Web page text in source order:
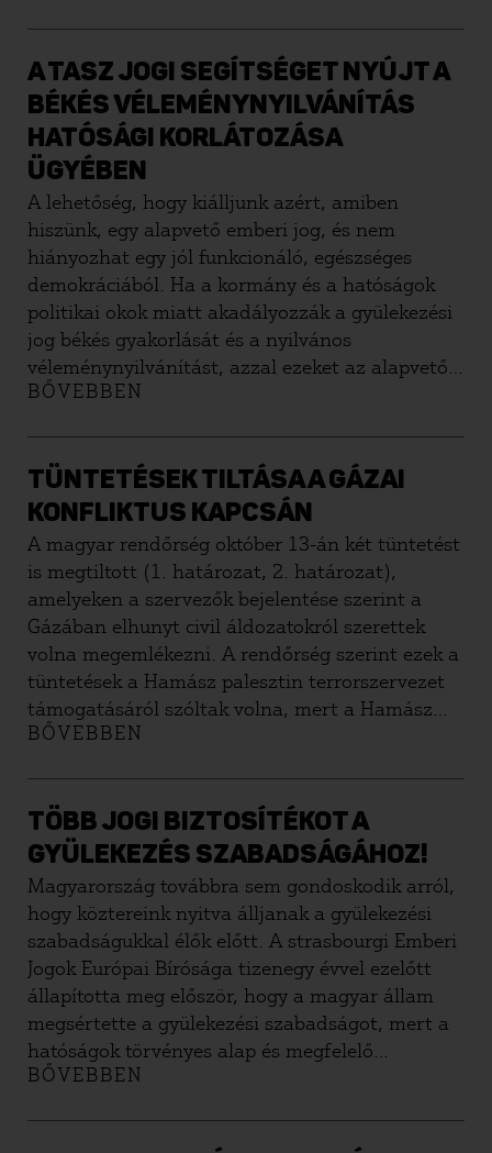
békéért tüntetni. A jogvédő szervezet rámutat,
hogy a döntés alapján tüntetésen most csak
egyféle véleményt lehet kifejezni, így azonban
nem lehetséges a valódi párbeszéd a
közügyekről.
A TASZ JOGI SEGÍTSÉGET NYÚJT A
BÉKÉS VÉLEMÉNYNYILVÁNÍTÁS
HATÓSÁGI KORLÁTOZÁSA
ÜGYÉBEN
A lehetőség, hogy kiálljunk azért, amiben
hiszünk, egy alapvető emberi jog, és nem
hiányozhat egy jól funkcionáló, egészséges
demokráciából. Ha a kormány és a hatóságok
politikai okok miatt akadályozzák a gyülekezési
jog békés gyakorlását és a nyilvános
véleménynyilvánítást, azzal ezeket az alapvető
emberi jogokat támadják.
BŐVEBBEN
TÜNTETÉSEK TILTÁSA A GÁZAI
KONFLIKTUS KAPCSÁN
A magyar rendőrség október 13-án két tüntetést
is megtiltott (1. határozat, 2. határozat),
amelyeken a szervezők bejelentése szerint a
Gázában elhunyt civil áldozatokról szerettek
volna megemlékezni. A rendőrség szerint ezek a
tüntetések a Hamász palesztin terrorszervezet
támogatásáról szóltak volna, mert a Hamász
vezetője éppen erre a péntekre hívta fel a világ
arra hivatkozott, hogy a jelenleg is zajló háború
fényében a tüntetések közvetlenül
veszélyeztetnék a közrendet és a
közbiztonságot, és nem garantálható az sem,
hogy egy esetleges ellentüntetés esetén nem
alakul ki konfliktus.
BŐVEBBEN
TÖBB JOGI BIZTOSÍTÉKOT A
GYÜLEKEZÉS SZABADSÁGÁHOZ!
Magyarország továbbra sem gondoskodik arról,
hogy köztereink nyitva álljanak a gyülekezési
szabadságukkal élők előtt. A strasbourgi Emberi
Jogok Európai Bírósága tizenegy évvel ezelőtt
állapította meg először, hogy a magyar állam
megsértette a gyülekezési szabadságot, mert a
hatóságok törvényes alap és megfelelő
jogorvoslat nélkül zárták el a polgárokat a
BŐVEBBEN